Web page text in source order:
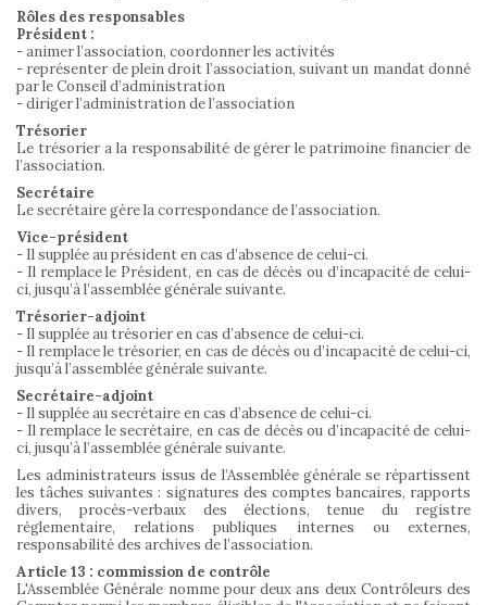
Rôles des responsables
Président :
- animer l’association, coordonner les activités
- représenter de plein droit l’association, suivant un mandat donné
par le Conseil d’administration
- diriger l’administration de l’association
Trésorier
Le trésorier a la responsabilité de gérer le patrimoine financier de
l’association.
Secrétaire
Le secrétaire gère la correspondance de l’association.
Vice-président
- Il supplée au président en cas d’absence de celui-ci.
- Il remplace le Président, en cas de décès ou d’incapacité de celui-
ci, jusqu’à l’assemblée générale suivante.
Trésorier-adjoint
- Il supplée au trésorier en cas d’absence de celui-ci.
- Il remplace le trésorier, en cas de décès ou d’incapacité de celui-ci,
jusqu’à l’assemblée générale suivante.
Secrétaire-adjoint
- Il supplée au secrétaire en cas d’absence de celui-ci.
- Il remplace le secrétaire, en cas de décès ou d’incapacité de celui-
ci, jusqu’à l’assemblée générale suivante.
Les administrateurs issus de l’Assemblée générale se répartissent
les tâches suivantes : signatures des comptes bancaires, rapports
divers, procès-verbaux des élections, tenue du registre
réglementaire, relations publiques internes ou externes,
responsabilité des archives de l’association.
Article 13 : commission de contrôle
L'Assemblée Générale nomme pour deux ans deux Contrôleurs des